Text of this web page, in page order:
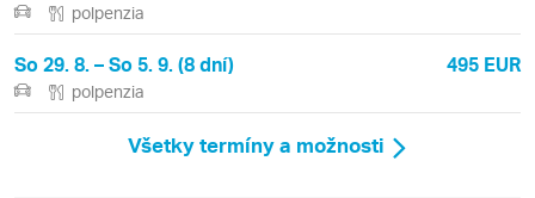
polpenzia
So 29. 8. – So 5. 9. (8 dní) 495 EUR
polpenzia
Všetky termíny a možnosti